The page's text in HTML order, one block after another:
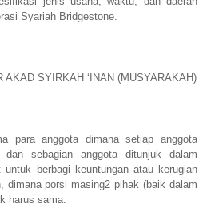
Syariah Bridgestone.
AKAD SYIRKAH ‘INAN (MUSYARAKAH)
para anggota dimana setiap anggota
dan sebagian anggota ditunjuk dalam
untuk berbagi keuntungan atau kerugian
dimana porsi masing2 pihak (baik dalam
harus sama.